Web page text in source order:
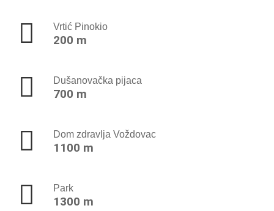
Vrtić Pinokio
200 m
Dušanovačka pijaca
700 m
Dom zdravlja Voždovac
1100 m
Park
1300 m